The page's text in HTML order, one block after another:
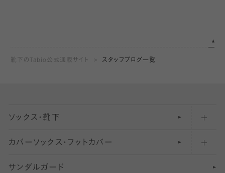
靴下のTabio公式通販サイト スタッフブログ一覧
ソックス・靴下
五本指ソックス・靴下
足袋ソックス・靴下
カバーソックス・フットカバー
フットカバー・カバーソックス（深め）
サンダルガード